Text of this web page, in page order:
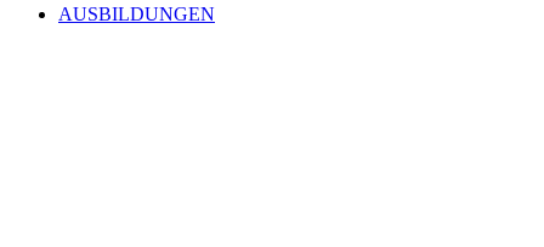
AUSBILDUNGEN